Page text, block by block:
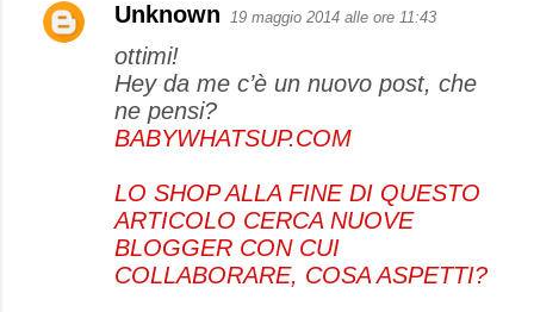
Unknown 19 maggio 2014 alle ore 11:43
ottimi!
Hey da me c’è un nuovo post, che
ne pensi?
BABYWHATSUP.COM
LO SHOP ALLA FINE DI QUESTO
ARTICOLO CERCA NUOVE
BLOGGER CON CUI
COLLABORARE, COSA ASPETTI?